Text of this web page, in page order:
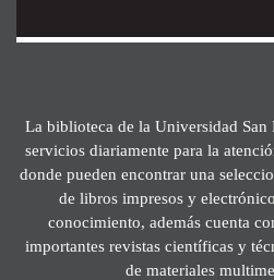
La biblioteca de la Universidad San
servicios diariamente para la
donde pueden encontrar una
de libros impresos y
conocimiento, además cuenta
importantes revistas científicas y
de materiales